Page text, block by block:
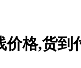
价格,货到